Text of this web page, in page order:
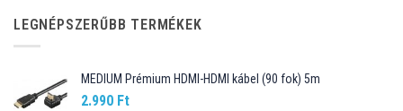
89.990 Ft.76.499 Ft.
LEGNÉPSZERŰBB TERMÉKEK
MEDIUM Prémium HDMI-HDMI kábel (90 fok) 5m
2.990 Ft